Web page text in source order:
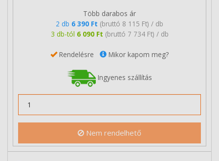
Több darabos ár
2 db 6 390 Ft (bruttó 8 115 Ft) / db
3 db-tól 6 090 Ft (bruttó 7 734 Ft) / db
Rendelésre Mikor kapom meg?
Ingyenes szállítás
Nem rendelhető